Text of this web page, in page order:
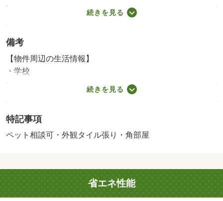
キッチン／浴室／トイレ／洗面所
床（フローリング等）／建具（室内ドア等）
壁紙等
※実施年月は、施工箇所の中で最も古いものを表示してい
ます
続きを見る
備考
【物件周辺の生活情報】
・学校
足立区立栗原小学校（800m）
（490m）
・その他施設
施工会社：株式会社ゼファー
≪おすすめポイント≫◇スーパー、病院、小学校が徒歩圏
内で利便性良好◇南側バルコニーに面した陽当たり良好な
続きを見る
特記事項
ペット相談可・外観タイル張り・角部屋
省エネ性能